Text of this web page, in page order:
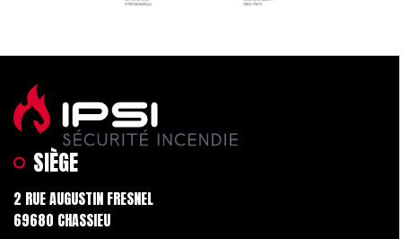
SIÈGE
2 RUE AUGUSTIN FRESNEL
69680 CHASSIEU